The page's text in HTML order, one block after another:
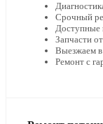
Срочный
Доступные
Запчасти
Выезжаем
Ремонт с